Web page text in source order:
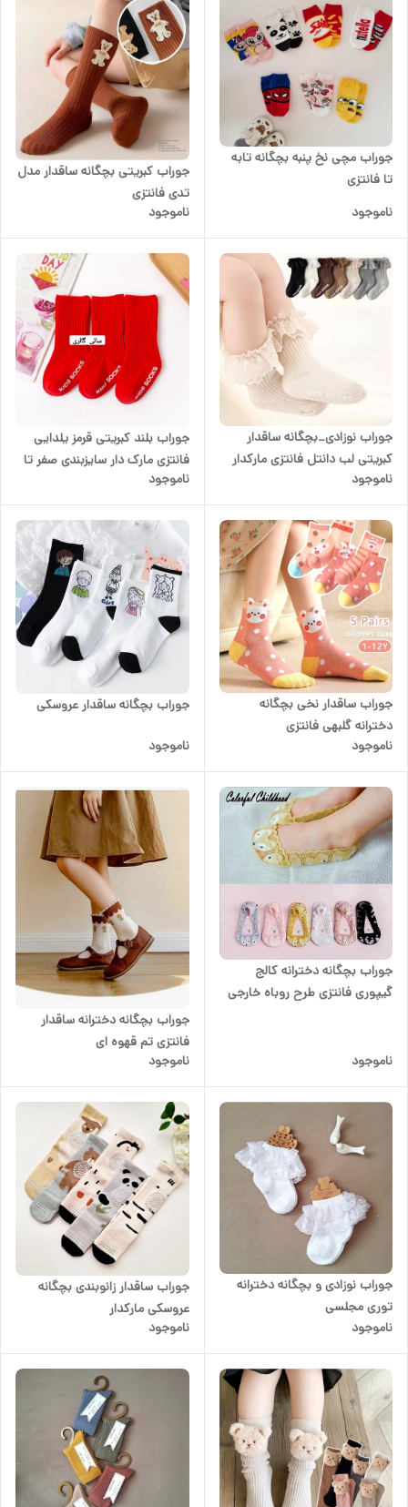
جوراب مچی نخ پنبه بچگانه تابه
تا فانتزی
ناموجود
جوراب کبریتی بچگانه ساقدار مدل
تدی فانتزی
ناموجود
جوراب نوزادی_بچگانه ساقدار
کبریتی لب دانتل فانتزی مارکدار
کد ۱۰۱۱۵
ناموجود
جوراب بلند کبریتی قرمز یلدایی
فانتزی مارک دار سایزبندی صفر تا
۵سال
ناموجود
جوراب ساقدار نخی بچگانه
دخترانه گلبهی فانتزی
ناموجود
جوراب بچگانه ساقدار عروسکی
ناموجود
جوراب بچگانه دخترانه کالج
گیپوری فانتزی طرح روباه خارجی
ناموجود
جوراب بچگانه دخترانه ساقدار
فانتزی تم قهوه ای
ناموجود
جوراب نوزادی و بچگانه دخترانه
توری مجلسی
ناموجود
جوراب ساقدار زانوبندی بچگانه
عروسکی مارکدار
ناموجود